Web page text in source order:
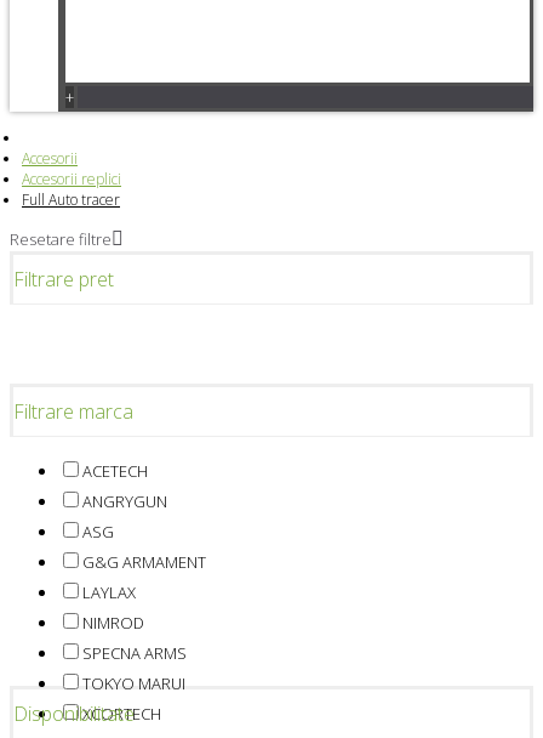
+
Accesorii
Accesorii replici
Full Auto tracer
Resetare filtre
Filtrare pret
Filtrare marca
ACETECH
ANGRYGUN
ASG
G&G ARMAMENT
LAYLAX
NIMROD
SPECNA ARMS
TOKYO MARUI
XCORTECH
Disponibilitate